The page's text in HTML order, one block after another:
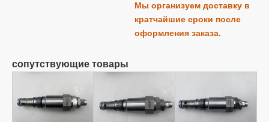
Мы организуем доставку в
кратчайшие сроки после
оформления заказа.
сопутствующие товары